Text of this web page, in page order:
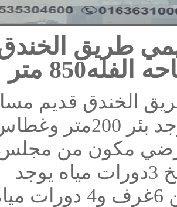
الخندق
قديم مساحه
7745 متر مساحه الفله850 متر يوجد بئر 200متر وغطاس
مكون من مجلس
وغرفه نوم ومطبخ 3دورات مياه يوجد
ملحق 8×5 الدور العلوي مكون من 6غرف و4 دورات مياه